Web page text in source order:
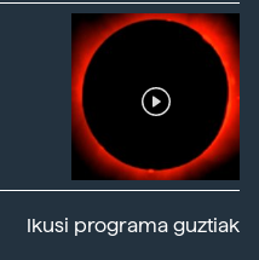
Ikusi programa guztiak